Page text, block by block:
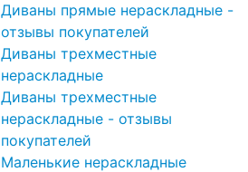
Диваны прямые нераскладные -
отзывы покупателей
Диваны трехместные
нераскладные
Диваны трехместные
нераскладные - отзывы
покупателей
Маленькие нераскладные